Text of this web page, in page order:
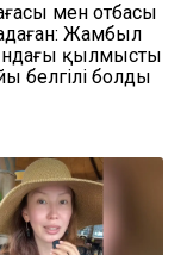
мен отбасы
Жамбыл
қылмыстың
белгілі болды